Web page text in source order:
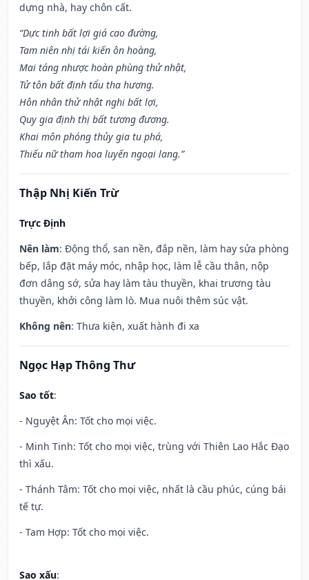
dựng nhà, hay chôn cất.
“Dực tinh bất lợi giá cao đường,
Tam niên nhị tái kiến ôn hoàng,
Mai táng nhược hoàn phùng thử nhật,
Tử tôn bất định tẩu tha hương.
Hôn nhân thử nhật nghi bất lợi,
Quy gia định thị bất tương đương.
Khai môn phóng thủy gia tu phá,
Thiếu nữ tham hoa luyến ngoại lang.”
Thập Nhị Kiến Trừ
Trực Định
Nên làm: Động thổ, san nền, đắp nền, làm hay sửa phòng
bếp, lắp đặt máy móc, nhập học, làm lễ cầu thân, nộp
đơn dâng sớ, sửa hay làm tàu thuyền, khai trương tàu
thuyền, khởi công làm lò. Mua nuôi thêm súc vật.
Không nên: Thưa kiện, xuất hành đi xa
Ngọc Hạp Thông Thư
Sao tốt:
- Nguyệt Ân: Tốt cho mọi việc.
- Minh Tinh: Tốt cho mọi việc, trùng với Thiên Lao Hắc Đạo
thì xấu.
- Thánh Tâm: Tốt cho mọi việc, nhất là cầu phúc, cúng bái
tế tự.
- Tam Hợp: Tốt cho mọi việc.
Sao xấu: